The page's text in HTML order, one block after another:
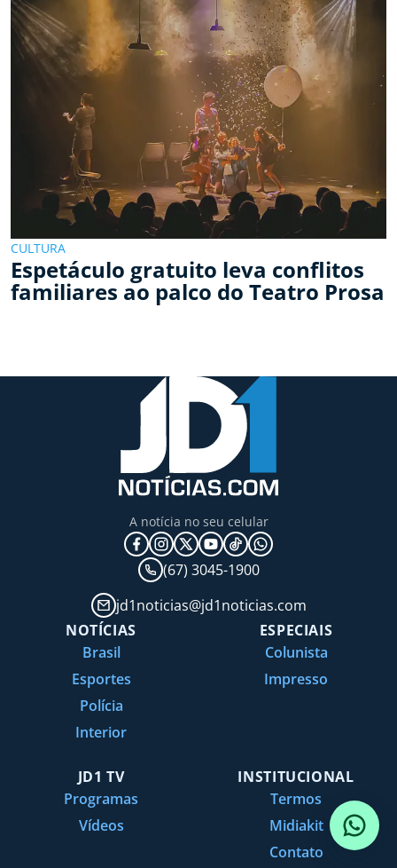
CULTURA
Espetáculo gratuito leva conflitos
familiares ao palco do Teatro Prosa
A notícia no seu celular
(67) 3045-1900
jd1noticias@jd1noticias.com
NOTÍCIAS
Brasil
Esportes
Polícia
Interior
ESPECIAIS
Colunista
Impresso
JD1 TV
Programas
Vídeos
INSTITUCIONAL
Termos
Midiakit
Contato